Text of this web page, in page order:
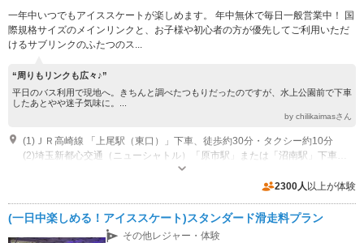
一年中いつでもアイススケートが楽しめます。 年中無休で毎日一般営業中！ 国
際規格サイズのメインリンクと、お子様や初心者の方が優先してご利用いただ
けるサブリンクのふたつのス...
“周りもリンクも広々♪”
平日のバス利用で現地へ。きちんと調べたつもりだったのですが、水上公園前で下車
したあとやや迷子気味に。...
by chilikaimasさん
(1)ＪＲ高崎線 「上尾駅（東口）」下車、徒歩約30分・タクシー約10分
営業時間：10：00～17：45 (イベント・競技会等によって変更になること
2300人 以上が体験
(一日中楽しめる！アイススケート)スタンダード滑走料プラン
その他レジャー・体験